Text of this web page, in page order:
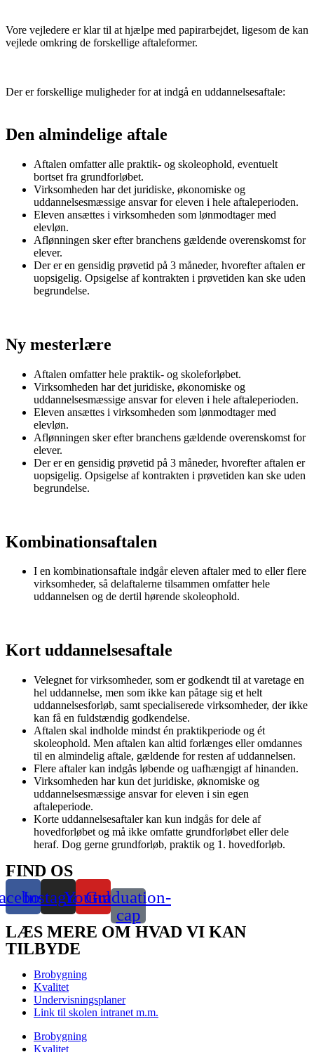
Vore vejledere er klar til at hjælpe med papirarbejdet, ligesom de kan
vejlede omkring de forskellige aftaleformer.
Der er forskellige muligheder for at indgå en uddannelsesaftale:
Den almindelige aftale
Aftalen omfatter alle praktik- og skoleophold, eventuelt
bortset fra grundforløbet.
Virksomheden har det juridiske, økonomiske og
uddannelsesmæssige ansvar for eleven i hele aftaleperioden.
Eleven ansættes i virksomheden som lønmodtager med
elevløn.
Aflønningen sker efter branchens gældende overenskomst for
elever.
Der er en gensidig prøvetid på 3 måneder, hvorefter aftalen er
uopsigelig. Opsigelse af kontrakten i prøvetiden kan ske uden
begrundelse.
Ny mesterlære
Aftalen omfatter hele praktik- og skoleforløbet.
Virksomheden har det juridiske, økonomiske og
uddannelsesmæssige ansvar for eleven i hele aftaleperioden.
Eleven ansættes i virksomheden som lønmodtager med
elevløn.
Aflønningen sker efter branchens gældende overenskomst for
elever.
Der er en gensidig prøvetid på 3 måneder, hvorefter aftalen er
uopsigelig. Opsigelse af kontrakten i prøvetiden kan ske uden
begrundelse.
Kombinationsaftalen
I en kombinationsaftale indgår eleven aftaler med to eller flere
virksomheder, så delaftalerne tilsammen omfatter hele
uddannelsen og de dertil hørende skoleophold.
Kort uddannelsesaftale
Velegnet for virksomheder, som er godkendt til at varetage en
hel uddannelse, men som ikke kan påtage sig et helt
uddannelsesforløb, samt specialiserede virksomheder, der ikke
kan få en fuldstændig godkendelse.
Aftalen skal indholde mindst én praktikperiode og ét
skoleophold. Men aftalen kan altid forlænges eller omdannes
til en almindelig aftale, gældende for resten af uddannelsen.
Flere aftaler kan indgås løbende og uafhængigt af hinanden.
Virksomheden har kun det juridiske, øknomiske og
uddannelsesmæssige ansvar for eleven i sin egen
aftaleperiode.
Korte uddannelsesaftaler kan kun indgås for dele af
hovedforløbet og må ikke omfatte grundforløbet eller dele
heraf. Dog gerne grundforløb, praktik og 1. hovedforløb.
FIND OS
InstagramYoutube
Graduation-
cap
LÆS MERE OM HVAD VI KAN
TILBYDE
Brobygning
Kvalitet
Undervisningsplaner
Link til skolen intranet m.m.
Brobygning
Kvalitet